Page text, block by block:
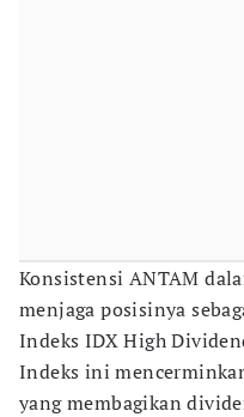
Konsistensi ANTAM
menjaga posisinya
Indeks IDX High
Indeks ini
yang membagikan